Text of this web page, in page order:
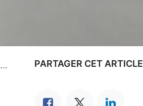
PARTAGER CET ARTICLE